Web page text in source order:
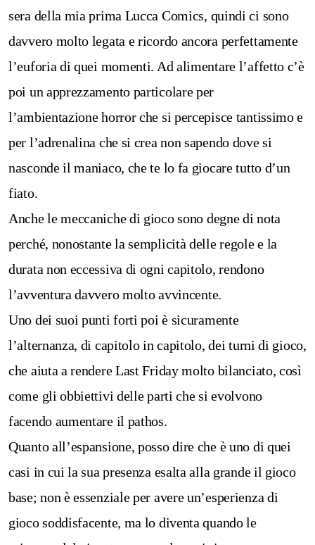
sera della mia prima Lucca Comics, quindi ci sono
davvero molto legata e ricordo ancora perfettamente
l’euforia di quei momenti. Ad alimentare l’affetto c’è
poi un apprezzamento particolare per
l’ambientazione horror che si percepisce tantissimo e
per l’adrenalina che si crea non sapendo dove si
nasconde il maniaco, che te lo fa giocare tutto d’un
fiato.
Anche le meccaniche di gioco sono degne di nota
perché, nonostante la semplicità delle regole e la
durata non eccessiva di ogni capitolo, rendono
l’avventura davvero molto avvincente.
Uno dei suoi punti forti poi è sicuramente
l’alternanza, di capitolo in capitolo, dei turni di gioco,
che aiuta a rendere Last Friday molto bilanciato, così
come gli obbiettivi delle parti che si evolvono
facendo aumentare il pathos.
Quanto all’espansione, posso dire che è uno di quei
casi in cui la sua presenza esalta alla grande il gioco
base; non è essenziale per avere un’esperienza di
gioco soddisfacente, ma lo diventa quando le